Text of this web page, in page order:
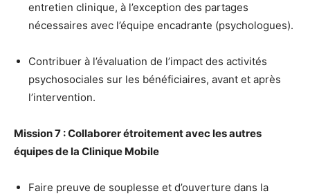
entretien clinique, à l’exception des partages
nécessaires avec l’équipe encadrante (psychologues).
Contribuer à l’évaluation de l’impact des activités
psychosociales sur les bénéficiaires, avant et après
l’intervention.
Mission 7 : Collaborer étroitement avec les autres
équipes de la Clinique Mobile
Faire preuve de souplesse et d’ouverture dans la